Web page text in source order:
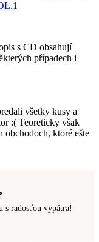
s CD obsahují
případech i
všetky kusy a
:( Teoreticky však
ktoré ešte
s radosťou vypátra!